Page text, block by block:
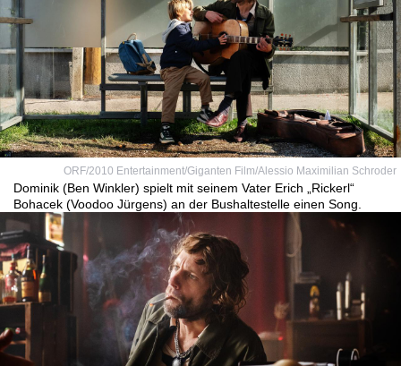
ORF/2010 Entertainment/Giganten Film/Alessio Maximilian Schroder
Dominik (Ben Winkler) spielt mit seinem Vater Erich „Rickerl“
Bohacek (Voodoo Jürgens) an der Bushaltestelle einen Song.